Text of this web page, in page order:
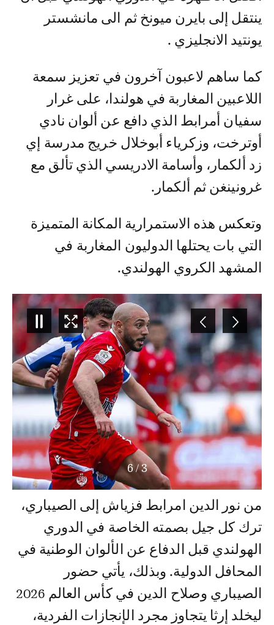
ينتقل إلى بايرن ميونخ ثم الى مانشستر
يونتيد الانجليزي .
كما ساهم لاعبون آخرون في تعزيز سمعة
اللاعبين المغاربة في هولندا، على غرار
سفيان أمرابط الذي دافع عن ألوان نادي
أوترخت، وزكرياء أبوخلال خريج مدرسة إي
زد ألكمار، وأسامة الادريسي الذي تألق مع
غرونينغن ثم ألكمار.
وتعكس هذه الاستمرارية المكانة المتميزة
التي بات يحتلها الدوليون المغاربة في
المشهد الكروي الهولندي.
4
/
6
من نور الدين امرابط فزياش إلى الصيباري،
ترك كل جيل بصمته الخاصة في الدوري
الهولندي قبل الدفاع عن الألوان الوطنية في
المحافل الدولية. وبذلك، يأتي حضور
الصيباري وصلاح الدين في كأس العالم 2026
ليخلد إرثا يتجاوز مجرد الإنجازات الفردية،